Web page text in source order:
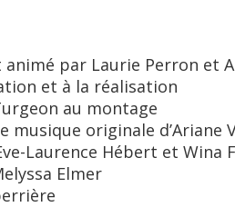
par Laurie Perron et
et à la réalisation
au montage
musique originale d’Ariane
Laurence Hébert et Wina
Elmer